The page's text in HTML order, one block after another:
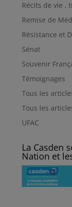
Récits de vie ,
Remise de
Résistance et
Sénat
Souvenir
Témoignages
Tous les
Tous les
UFAC
La Casden
Nation et